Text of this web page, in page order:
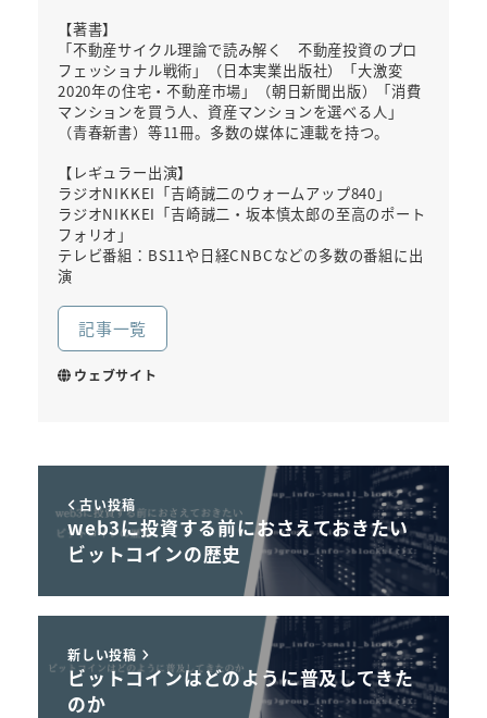
【著書】
「不動産サイクル理論で読み解く 不動産投資のプロ
フェッショナル戦術」（日本実業出版社）「大激変
2020年の住宅・不動産市場」（朝日新聞出版）「消費
マンションを買う人、資産マンションを選べる人」
（青春新書）等11冊。多数の媒体に連載を持つ。
【レギュラー出演】
ラジオNIKKEI「吉崎誠二のウォームアップ840」
ラジオNIKKEI「吉崎誠二・坂本慎太郎の至高のポート
フォリオ」
テレビ番組：BS11や日経CNBCなどの多数の番組に出
演
記事一覧
ウェブサイト
古い投稿
web3に投資する前におさえておきたい
ビットコインの歴史
新しい投稿
ビットコインはどのように普及してきた
のか